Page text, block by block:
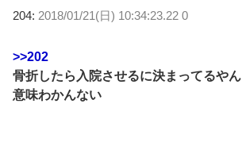
204: 2018/01/21(日) 10:34:23.22 0
>>202
骨折したら入院させるに決まってるやん
意味わかんない